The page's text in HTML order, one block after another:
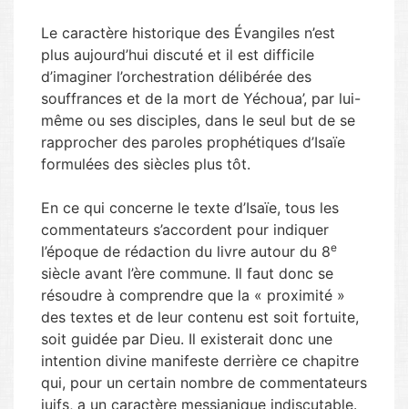
Le caractère historique des Évangiles n’est
plus aujourd’hui discuté et il est difficile
d’imaginer l’orchestration délibérée des
souffrances et de la mort de Yéchoua’, par lui-
même ou ses disciples, dans le seul but de se
rapprocher des paroles prophétiques d’Isaïe
formulées des siècles plus tôt.
En ce qui concerne le texte d’Isaïe, tous les
commentateurs s’accordent pour indiquer
l’époque de rédaction du livre autour du 8e
siècle avant l’ère commune. Il faut donc se
résoudre à comprendre que la « proximité »
des textes et de leur contenu est soit fortuite,
soit guidée par Dieu. Il existerait donc une
intention divine manifeste derrière ce chapitre
qui, pour un certain nombre de commentateurs
juifs, a un caractère messianique indiscutable.